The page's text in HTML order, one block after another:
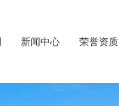
新闻中心 荣誉资质